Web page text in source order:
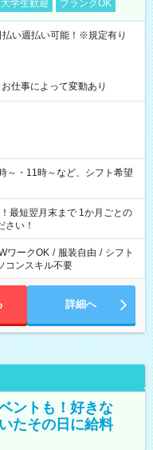
大学生歓迎 ブランクOK
い週払い可能！※規定有り
仕事によって変動あり
・11時～など、シフト希望
最短翌月末まで 1か月ごとの
さい！
ワークOK / 服装自由 / シフト
コンスキル不要
詳細へ
ントも！好きな
たその日に給料